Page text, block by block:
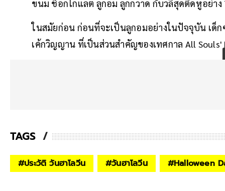
ขนม ช็อกโกแลต ลูกอม ลูกกวาด กับวลีสุดติดหูอย่าง
ในสมัยก่อน ก่อนที่จะเป็นลูกอมอย่างในปัจจุบัน เด็
เค้กวิญญาน ที่เป็นส่วนสำคัญของเทศกาล All
TAGS
#ประวัติ วันฮาโลวีน #วันฮาโลวีน #Halloween